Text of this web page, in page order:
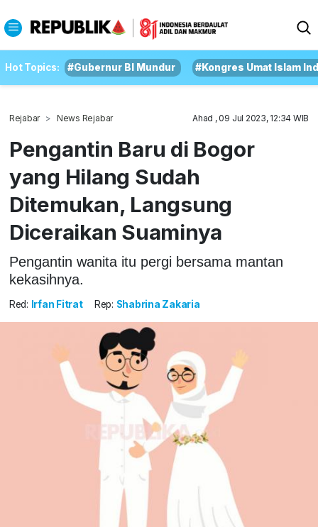
Hot Topics: #Gubernur BI Mundur #Kongres Umat Islam
Rejabar News Rejabar Ahad , 09 Jul 2023, 12:34 WIB
Pengantin Baru di Bogor
yang Hilang Sudah
Ditemukan, Langsung
Diceraikan Suaminya
Pengantin wanita itu pergi bersama mantan
kekasihnya.
Red: Irfan Fitrat Rep: Shabrina Zakaria